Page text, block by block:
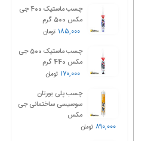
چسب ماستیک 400 جی
مکس 500 گرم
۱۸۵,۰۰۰ تومان
چسب ماستیک 500 جی
مکس 440 گرم
۱۷۰,۰۰۰ تومان
چسب پلی یورتان
سوسیسی ساختمانی جی
مکس
۸۹۰,۰۰۰ تومان